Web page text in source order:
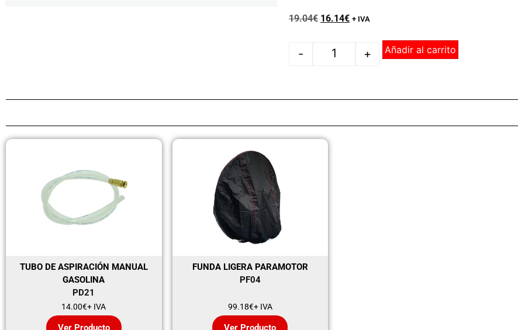
19.04€ 16.14€ + IVA
- + Añadir al carrito
TUBO DE ASPIRACIÓN MANUAL
GASOLINA
PD21
14.00€+ IVA
Ver Producto
FUNDA LIGERA PARAMOTOR
PF04
99.18€+ IVA
Ver Producto